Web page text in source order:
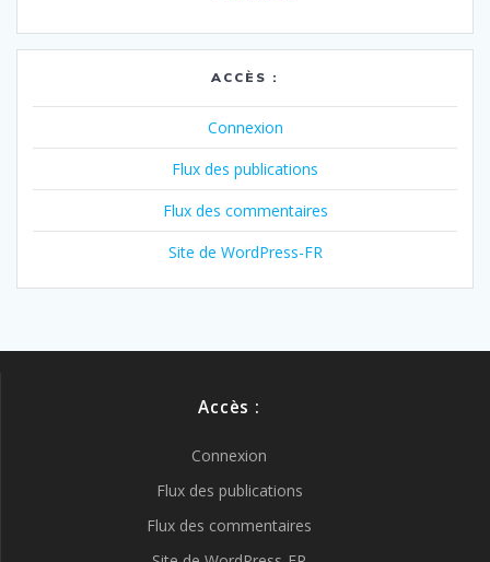
ACCÈS :
Connexion
Flux des publications
Flux des commentaires
Site de WordPress-FR
Accès :
Connexion
Flux des publications
Flux des commentaires